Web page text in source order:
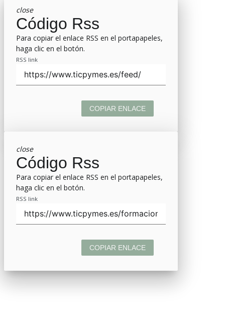
close
Código Rss
Para copiar el enlace RSS en el portapapeles,
haga clic en el botón.
RSS link
COPIAR ENLACE
close
Código Rss
Para copiar el enlace RSS en el portapapeles,
haga clic en el botón.
RSS link
COPIAR ENLACE